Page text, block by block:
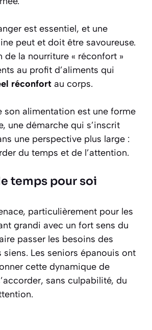
est essentiel, et une
peut et doit être savoureuse.
de la nourriture « réconfort »
au profit d’aliments qui
réconfort au corps.
son alimentation est une forme
une démarche qui s’inscrit
une perspective plus large :
du temps et de l’attention.
temps pour soi
particulièrement pour les
grandi avec un fort sens du
passer les besoins des
siens. Les seniors épanouis ont
cette dynamique de
sans culpabilité, du